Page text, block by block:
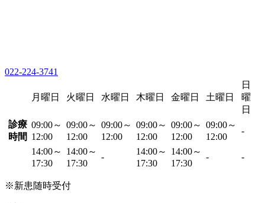
022-224-3741
月曜日 火曜日 水曜日 木曜日 金曜日 土曜日
日
曜
日
診療
時間
09:00～
12:00
09:00～
12:00
09:00～
12:00
09:00～
12:00
09:00～
12:00
09:00～
12:00
-
14:00～
17:30
14:00～
17:30
-
14:00～
17:30
14:00～
17:30
- -
※新患随時受付